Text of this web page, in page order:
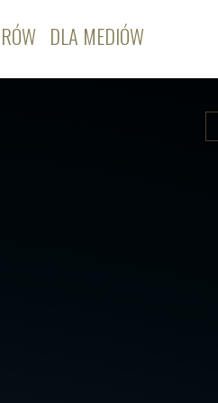
DLA MEDIÓW